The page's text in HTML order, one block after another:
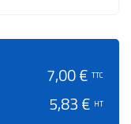
7,00 € TTC
5,83 € HT